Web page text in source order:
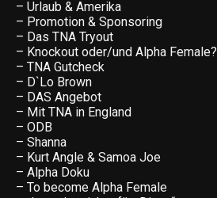
– Urlaub & Amerika
– Promotion & Sponsoring
– Das TNA Tryout
– Knockout oder/und Alpha Female?
– TNA Gutcheck
– D`Lo Brown
– DAS Angebot
– Mit TNA in England
– ODB
– Shanna
– Kurt Angle & Samoa Joe
– Alpha Doku
– To become Alpha Female